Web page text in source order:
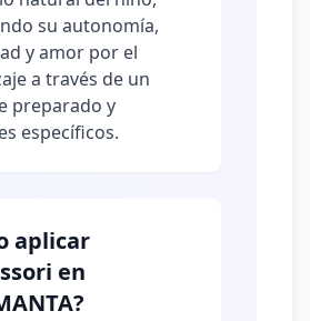
su autonomía,
y amor por el
a través de un
preparado y
específicos.
aplicar
en